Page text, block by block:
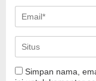
Simpan nama,